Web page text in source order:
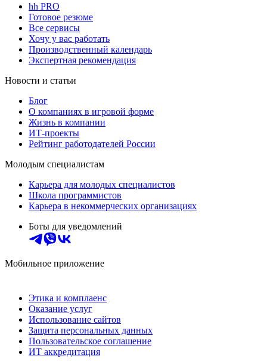
hh PRO
Готовое резюме
Все сервисы
Хочу у вас работать
Производственный календарь
Экспертная рекомендация
Новости и статьи
Блог
О компаниях в игровой форме
Жизнь в компании
ИТ-проекты
Рейтинг работодателей России
Молодым специалистам
Карьера для молодых специалистов
Школа программистов
Карьера в некоммерческих организациях
Боты для уведомлений
Мобильное приложение
Этика и комплаенс
Оказание услуг
Использование сайтов
Защита персональных данных
Пользовательское соглашение
ИТ аккредитация